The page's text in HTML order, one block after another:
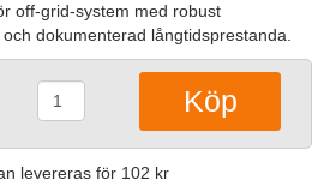
off-grid-system med robust
dokumenterad långtidsprestanda.
levereras för 102 kr